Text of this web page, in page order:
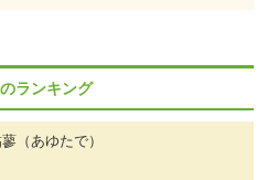
ランキング
（あゆたで）